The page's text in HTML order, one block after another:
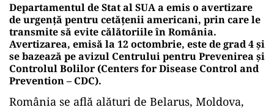
Departamentul de Stat al SUA a emis o avertizare
de urgență pentru cetățenii americani, prin care le
transmite să evite călătoriile în România.
Avertizarea, emisă la 12 octombrie, este de grad 4 și
se bazează pe avizul Centrului pentru Prevenirea și
Controlul Bolilor (Centers for Disease Control and
Prevention – CDC).
România se află alături de Belarus, Moldova,